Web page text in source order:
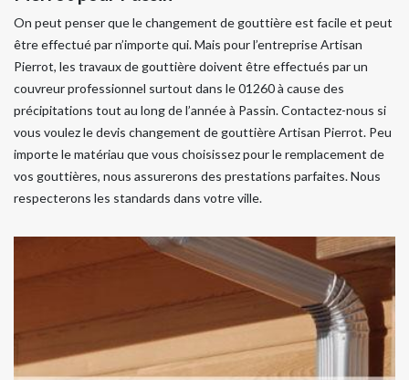
On peut penser que le changement de gouttière est facile et peut
être effectué par n’importe qui. Mais pour l’entreprise Artisan
Pierrot, les travaux de gouttière doivent être effectués par un
couvreur professionnel surtout dans le 01260 à cause des
précipitations tout au long de l’année à Passin. Contactez-nous si
vous voulez le devis changement de gouttière Artisan Pierrot. Peu
importe le matériau que vous choisissez pour le remplacement de
vos gouttières, nous assurerons des prestations parfaites. Nous
respecterons les standards dans votre ville.